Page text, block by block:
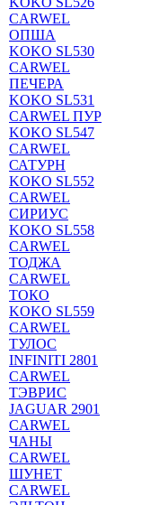
CARWEL
ОПША
KOKO SL530
CARWEL
ПЕЧЕРА
KOKO SL531
CARWEL ПУР
KOKO SL547
CARWEL
САТУРН
KOKO SL552
CARWEL
СИРИУС
KOKO SL558
CARWEL
ТОДЖА
CARWEL
ТОКО
KOKO SL559
CARWEL
ТУЛОС
INFINITI 2801
CARWEL
ТЭВРИС
JAGUAR 2901
CARWEL
ЧАНЫ
CARWEL
ШУНЕТ
CARWEL